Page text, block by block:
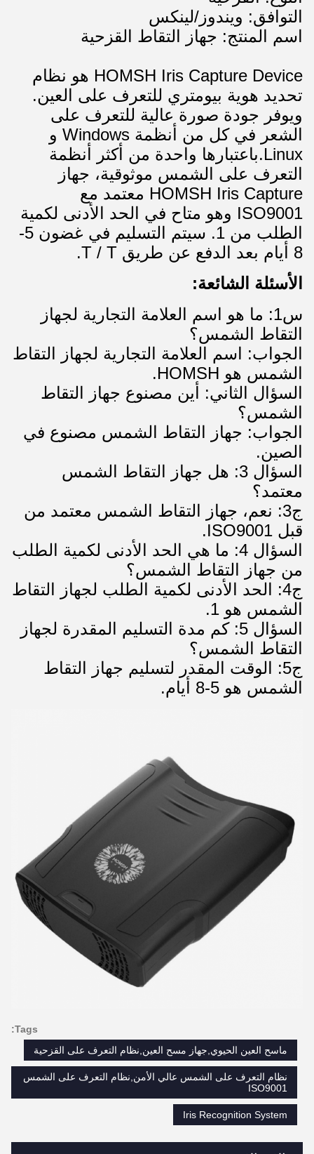
التوافق: ويندوز/لينكس
اسم المنتج: جهاز التقاط القزحية
HOMSH Iris Capture Device هو نظام
تحديد هوية بيومتري للتعرف على العين.
ويوفر جودة صورة عالية للتعرف على
الشعر في كل من أنظمة Windows و
Linux.باعتبارها واحدة من أكثر أنظمة
التعرف على الشمس موثوقية، جهاز
HOMSH Iris Capture معتمد مع
ISO9001 وهو متاح في الحد الأدنى لكمية
الطلب من 1. سيتم التسليم في غضون 5-
8 أيام بعد الدفع عن طريق T / T.
الأسئلة الشائعة:
س1: ما هو اسم العلامة التجارية لجهاز
التقاط الشمس؟
الجواب: اسم العلامة التجارية لجهاز التقاط
الشمس هو HOMSH.
السؤال الثاني: أين مصنوع جهاز التقاط
الشمس؟
الجواب: جهاز التقاط الشمس مصنوع في
الصين.
السؤال 3: هل جهاز التقاط الشمس
معتمد؟
ج3: نعم، جهاز التقاط الشمس معتمد من
قبل ISO9001.
السؤال 4: ما هي الحد الأدنى لكمية الطلب
من جهاز التقاط الشمس؟
ج4: الحد الأدنى لكمية الطلب لجهاز التقاط
الشمس هو 1.
السؤال 5: كم مدة التسليم المقدرة لجهاز
التقاط الشمس؟
ج5: الوقت المقدر لتسليم جهاز التقاط
الشمس هو 5-8 أيام.
Tags:
ماسح العين الحيوي,جهاز مسح العين,نظام التعرف على القزحية
نظام التعرف على الشمس عالي الأمن,نظام التعرف على الشمس
ISO9001
Iris Recognition System